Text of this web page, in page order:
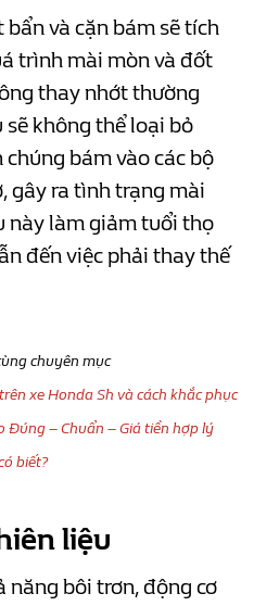
và cặn bám sẽ tích
trình mài mòn và đốt
thay nhớt thường
sẽ không thể loại bỏ
bám vào các bộ
gây ra tình trạng mài
này làm giảm tuổi thọ
đến việc phải thay thế
chuyên mục
xe Honda Sh và cách khắc phục
Đúng – Chuẩn – Giá tiền hợp lý
biết?
liệu
năng bôi trơn, động cơ